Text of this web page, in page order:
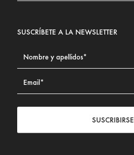
SUSCRÍBETE A LA NEWSLETTER
SUSCRIBIRSE